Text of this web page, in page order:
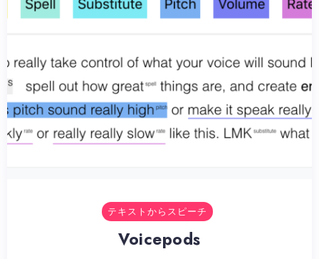
テキストからスピーチ
Voicepods